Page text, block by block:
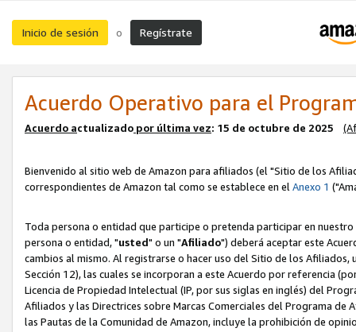
Inicio de sesión o Regístrate
Acuerdo Operativo para el
Acuerdo actualizado por última vez: 15 de octubre de 2025
Bienvenido al sitio web de Amazon para afiliados (el "Sitio de los
correspondientes de Amazon tal como se establece en elAnexo 1
Toda persona o entidad que participe o pretenda participar en
persona o entidad, "usted" o un "Afiliado") deberá aceptar este
cambios al mismo. Al registrarse o hacer uso del Sitio de los
Sección 12), las cuales se incorporan a este Acuerdo por referencia
Licencia de Propiedad Intelectual (IP, por sus siglas en inglés) del
Afiliados y las Directrices sobre Marcas Comerciales del Programa
las Pautas de la Comunidad de Amazon, incluye la prohibición de